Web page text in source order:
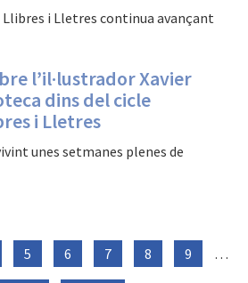
Llibres i Lletres continua avançant
l’il·lustrador Xavier
dins del cicle
i Lletres
unes setmanes plenes de
5 6 7 8 9 …